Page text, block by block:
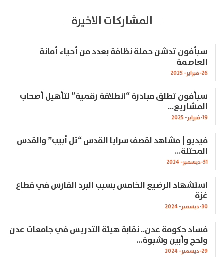
المشاركات الاخيرة
سبأفون تدشن حملة نظافة بعدد من أحياء أمانة
العاصمة
26-فبراير- 2025
سبأفون تطلق مبادرة “انطلاقة رقمية” لتأهيل أصحاب
المشاريع…
19-فبراير- 2025
فيديو | مشاهد لقصف سرايا القدس “تل أبيب” والقدس
المحتلة…
31-ديسمبر- 2024
استشهاد الرضيع الخامس بسبب البرد القارس في قطاع
غزة
30-ديسمبر- 2024
فساد حكومة عدن.. نقابة هيئة التدريس في جامعات عدن
ولحج وأبين وشبوة…
29-ديسمبر- 2024